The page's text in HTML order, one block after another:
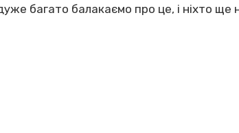
багато балакаємо про це, і ніхто ще